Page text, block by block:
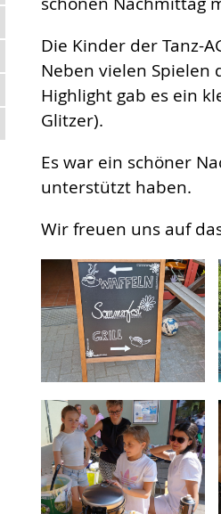
Die Kinder der Tanz-
Neben vielen Spielen
Highlight gab es ein
Glitzer).
Es war ein schöner
unterstützt haben.
Wir freuen uns auf